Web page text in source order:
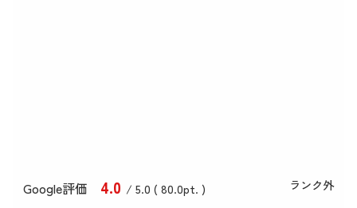
Google評価 4.0 / 5.0 ( 80.0pt. ) ランク外